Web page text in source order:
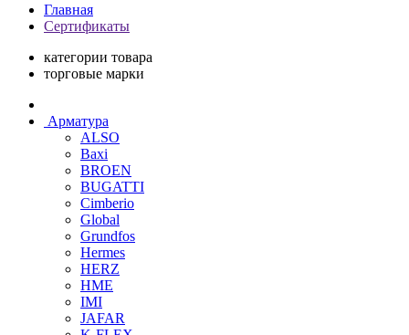
Главная
Сертификаты
категории товара
торговые марки
Арматура
ALSO
Baxi
BROEN
BUGATTI
Cimberio
Global
Grundfos
Hermes
HERZ
HME
IMI
JAFAR